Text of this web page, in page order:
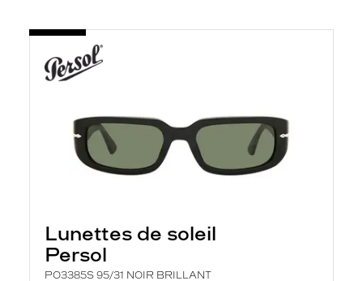
Lunettes de soleil
Persol
PO3385S 95/31 NOIR BRILLANT